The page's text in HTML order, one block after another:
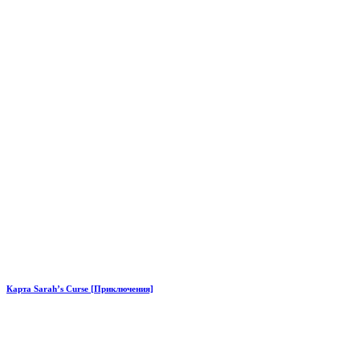
Карта Sarah’s Curse [Приключения]